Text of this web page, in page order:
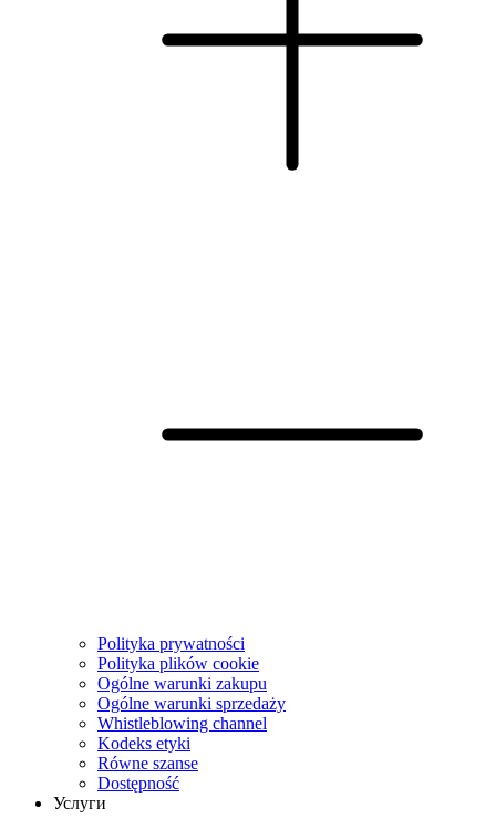
Polityka prywatności
Polityka plików cookie
Ogólne warunki zakupu
Ogólne warunki sprzedaży
Whistleblowing channel
Kodeks etyki
Równe szanse
Dostępność
Услуги